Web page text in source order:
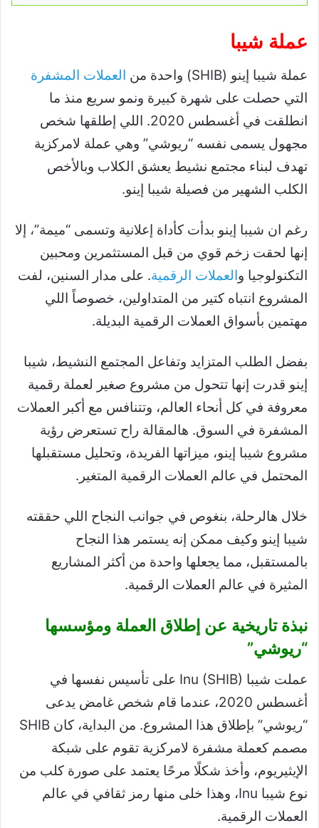
عملة شيبا
عملة شيبا إينو (SHIB) واحدة من
العملات المشفرة
التي حصلت على شهرة كبيرة ونمو سريع منذ ما
انطلقت في أغسطس 2020. اللي إطلقها شخص
مجهول يسمى نفسه “ريوشي” وهي عملة لامركزية
تهدف لبناء مجتمع نشيط يعشق الكلاب وبالأخص
الكلب الشهير من فصيلة شيبا إينو.
رغم ان شيبا إينو بدأت كأداة إعلانية وتسمى “ميمة”، إلا
إنها لحقت زخم قوي من قبل المستثمرين ومحبين
التكنولوجيا والعملات الرقمية. على مدار السنين، لفت
المشروع انتباه كتير من المتداولين، خصوصاً اللي
مهتمين بأسواق العملات الرقمية البديلة.
بفضل الطلب المتزايد وتفاعل المجتمع النشيط، شيبا
إينو قدرت إنها تتحول من مشروع صغير لعملة رقمية
معروفة في كل أنحاء العالم، وتتنافس مع أكبر العملات
المشفرة في السوق. هالمقالة راح تستعرض رؤية
مشروع شيبا إينو، ميزاتها الفريدة، وتحليل مستقبلها
المحتمل في عالم العملات الرقمية المتغير.
خلال هالرحلة، بنغوص في جوانب النجاح اللي حققته
شيبا إينو وكيف ممكن إنه يستمر هذا النجاح
بالمستقبل، مما يجعلها واحدة من أكثر المشاريع
المثيرة في عالم العملات الرقمية.
نبذة تاريخية عن إطلاق العملة ومؤسسها
“ريوشي”
عملت شيبا Inu (SHIB) على تأسيس نفسها في
أغسطس 2020، عندما قام شخص غامض يدعى
“ريوشي” بإطلاق هذا المشروع. من البداية، كان SHIB
مصمم كعملة مشفرة لامركزية تقوم على شبكة
الإيثيريوم، وأخذ شكلًا مرحًا يعتمد على صورة كلب من
نوع شيبا Inu، وهذا خلى منها رمز ثقافي في عالم
العملات الرقمية.